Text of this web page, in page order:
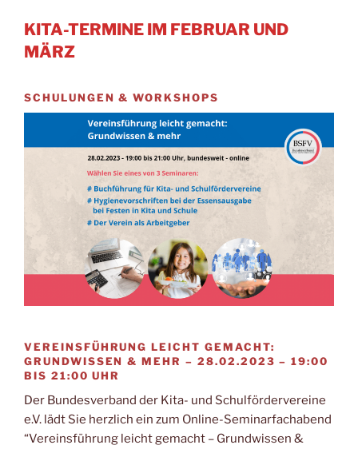
KITA-TERMINE IM FEBRUAR UND
MÄRZ
SCHULUNGEN & WORKSHOPS
VEREINSFÜHRUNG LEICHT GEMACHT:
GRUNDWISSEN & MEHR – 28.02.2023 – 19:00
BIS 21:00 UHR
Der Bundesverband der Kita- und Schulfördervereine
e.V. lädt Sie herzlich ein zum Online-Seminarfachabend
“Vereinsführung leicht gemacht – Grundwissen &